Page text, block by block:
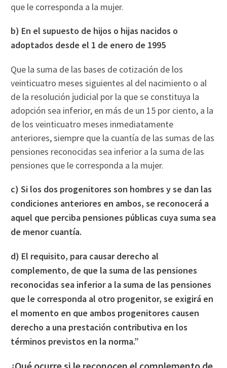
que le corresponda a la mujer.
b) En el supuesto de hijos o hijas nacidos o
adoptados desde el 1 de enero de 1995
Que la suma de las bases de cotización de los
veinticuatro meses siguientes al del nacimiento o al
de la resolución judicial por la que se constituya la
adopción sea inferior, en más de un 15 por ciento, a la
de los veinticuatro meses inmediatamente
anteriores, siempre que la cuantía de las sumas de las
pensiones reconocidas sea inferior a la suma de las
pensiones que le corresponda a la mujer.
c) Si los dos progenitores son hombres y se dan las
condiciones anteriores en ambos, se reconocerá a
aquel que perciba pensiones públicas cuya suma sea
de menor cuantía.
d) El requisito, para causar derecho al
complemento, de que la suma de las pensiones
reconocidas sea inferior a la suma de las pensiones
que le corresponda al otro progenitor, se exigirá en
el momento en que ambos progenitores causen
derecho a una prestación contributiva en los
términos previstos en la norma.”